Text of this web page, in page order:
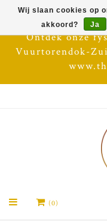
Ontdek onze
Vuurtorendok-
(0)
Wij slaan cookies op
akkoord?
Ja